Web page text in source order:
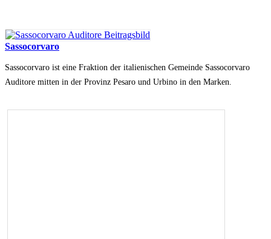
Sassocorvaro
Sassocorvaro ist eine Fraktion der italienischen Gemeinde Sassocorvaro
Auditore mitten in der Provinz Pesaro und Urbino in den Marken.